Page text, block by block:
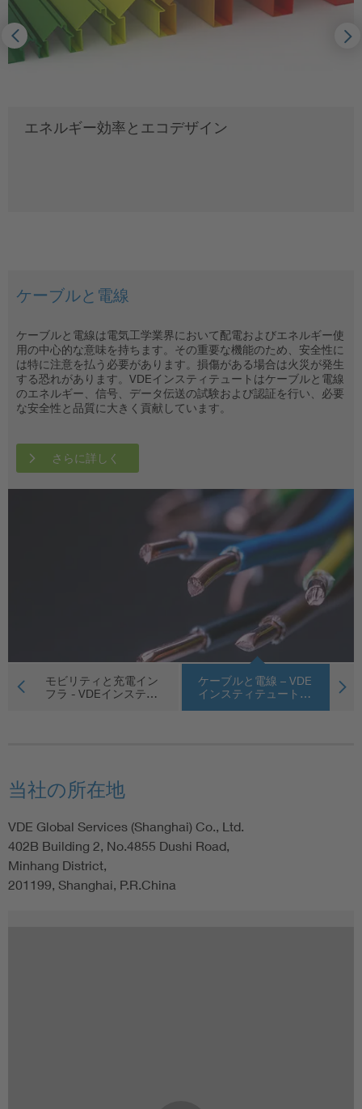
エネルギー効率とエコデザイン
ケーブルと電線
ケーブルと電線は電気工学業界において配電およびエネルギー使
用の中心的な意味を持ちます。その重要な機能のため、安全性に
は特に注意を払う必要があります。損傷がある場合は火災が発生
する恐れがあります。VDEインスティテュートはケーブルと電線
のエネルギー、信号、データ伝送の試験および認証を行い、必要
な安全性と品質に大きく貢献しています。
さらに詳しく
コンポーネントとインストール技術
安全性は最小コンポーネントに始まり、家庭、企業、および産業
で使用されるアセンブリ、機器、システムにおけるすべての電気
および電子コンポーネントまで続きます。安全性は詳細に依存す
るため、精度および試験の質が最優先されます。
家庭用電化製品
家庭では、低いエネルギー消費率と簡単な取扱のほかに品質と安
全の保証がたいへん重要になります。これは損害補償義務の理由
からだけで重要なのではなく、イメージ要因と競争有利性として
も重要になります。冷蔵庫から電動歯ブラシ、さらには電子レン
ジまで - VDEインスティテュートは家庭用電化製品に多彩な試験
サービスと認証を提供しており、市場アクセスという課題の際に
さらに詳しく
照明器具
VDE delivers precise, accredited testing and certification for
lighting technologies of all kinds – from LED modules to smart
outdoor luminaires. We help manufacturers ensure compliance,
document quality, and demonstrate safety and performance to
customers and authorities worldwide.
さらに詳しく
モビリティと充電インフラ
自動車および充電インフラ内の電子機器は、障害なしで確実に機
能する必要があり、絶対に安全でなければなりません。バッテリ
ーおよび制御の管理同様、使用するコネクター、スイッチ、ケー
ブルが事故の際や事故後も車両の安全を保証する必要がありま
す。
さらに詳しく
モビリティと充電イン
フラ - VDEインステ…
ケーブルと電線 – VDE
インスティテュート…
当社の所在地
VDE Global Services (Shanghai) Co., Ltd.
402B Building 2, No.4855 Dushi Road,
Minhang District,
201199, Shanghai, P.R.China